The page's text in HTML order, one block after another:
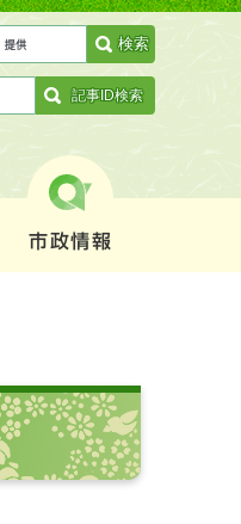
検索
記事ID検索
市政情報